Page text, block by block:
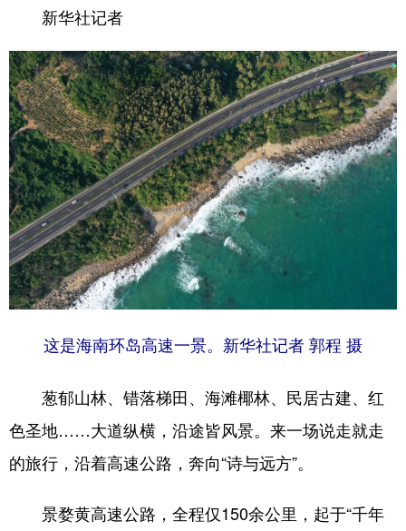
访谈
法律 中央文件 金融 汽车
食品 人居 信息化 数字经济
学术中国 乡村振兴 银龄 溯源中国
城市 旅游 能源 会展
彩票 娱乐 时尚 悦读
公益 一带一路 亚太网
文化产业
地方频道
北京 天津 河北 山西
辽宁 吉林 上海 江苏
浙江 安徽 福建
山东 河南 湖北 湖南
新华社记者
这是海南环岛高速一景。 新华社记者 郭程 摄
葱郁山林、错落梯田、海滩椰林、民居古建、红
色圣地……大道纵横，沿途皆风景。来一场说走就走
的旅行，沿着高速公路，奔向“诗与远方”。
景婺黄高速公路，全程仅150余公里，起于“千年